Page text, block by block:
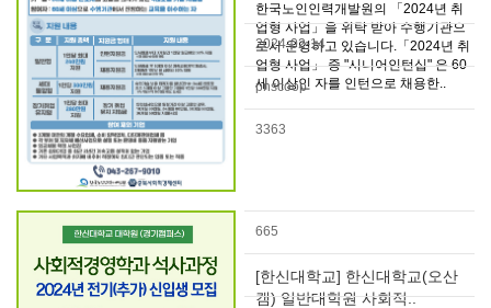
한국노인인력개발원의 「2024년 취
업형 사업」을 위탁 받아 수행기관으
로서 운영하고 있습니다.「2024년 취
업형 사업」 중 "시니어인턴십" 은 60
세 이상인 자를 인턴으로 채용한..
2024-02-14
pnscoop
3363
665
[한신대학교] 한신대학교(오산
캠) 일반대학원 사회적..